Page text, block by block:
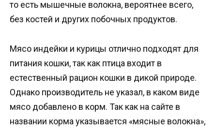
то есть мышечные волокна, вероятнее всего,
без костей и других побочных продуктов.
Мясо индейки и курицы отлично подходят для
питания кошки, так как птица входит в
естественный рацион кошки в дикой природе.
Однако производитель не указал, в каком виде
мясо добавлено в корм. Так как на сайте в
названии корма указывается «мясные волокна»,